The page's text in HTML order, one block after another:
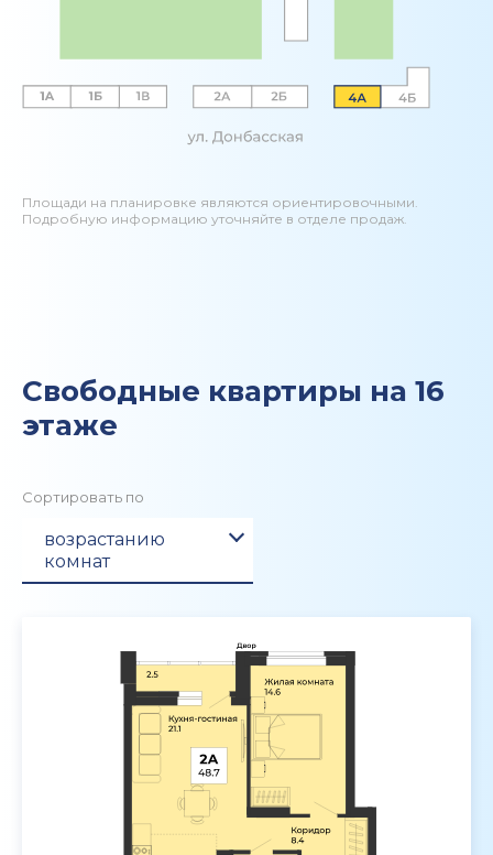
Площади на планировке являются ориентировочными.
Подробную информацию уточняйте в отделе продаж.
Свободные квартиры на 16
этаже
Сортировать по
возрастанию
комнат